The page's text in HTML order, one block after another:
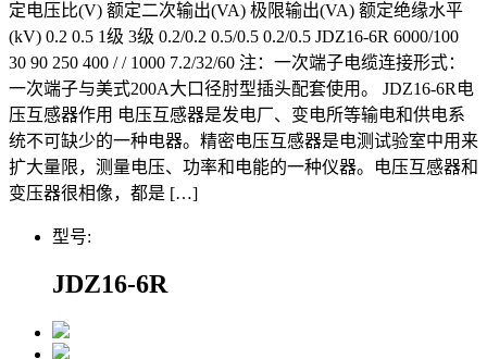
定电压比(V) 额定二次输出(VA) 极限输出(VA) 额定绝缘水平
(kV) 0.2 0.5 1级 3级 0.2/0.2 0.5/0.5 0.2/0.5 JDZ16-6R 6000/100
30 90 250 400 / / 1000 7.2/32/60 注：一次端子电缆连接形式：
一次端子与美式200A大口径肘型插头配套使用。 JDZ16-6R电
压互感器作用 电压互感器是发电厂、变电所等输电和供电系
统不可缺少的一种电器。精密电压互感器是电测试验室中用来
扩大量限，测量电压、功率和电能的一种仪器。电压互感器和
变压器很相像，都是 […]
型号:
JDZ16-6R